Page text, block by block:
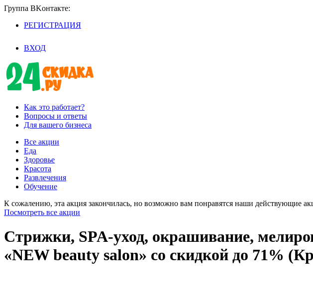
Группа BKoнтaктe:
РЕГИСТРАЦИЯ
ВХОД
Как это работает?
Вопросы и ответы
Для вашего бизнеса
Все акции
Еда
Здоровье
Красота
Развлечения
Обучение
К сожалению, эта акция закончилась, но возможно вам понравятся наши действующие
Посмотреть все акции
Стрижки, SPA-уход, окрашивание,
«NEW beauty salon» со скидкой до 71%